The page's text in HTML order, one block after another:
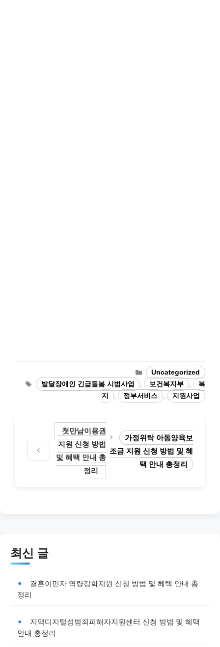
Categories
Uncategorized
Tags발달장애인 긴급돌봄 시범사업 , 보건복지부 ,
복
지
, 정부서비스 , 지원사업
첫만남이용권
지원 신청 방법
및 혜택 안내 총
정리
가정위탁 아동양육보
조금 지원 신청 방법 및 혜
택 안내 총정리
최신 글
결혼이민자 역량강화지원 신청 방법 및 혜택 안내 총
정리
지역디지털성범죄피해자지원센터 신청 방법 및 혜택
안내 총정리